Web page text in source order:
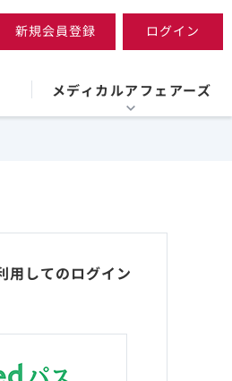
新規会員登録 ログイン
メディカルアフェアーズ
用してのログイン